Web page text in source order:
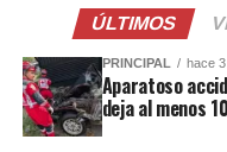
ÚLTIMOS
PRINCIPAL hace
Aparatoso
deja al menos